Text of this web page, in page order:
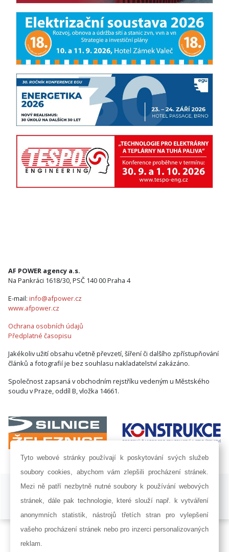
AF POWER agency a.s.
Na Pankráci 1618/30, PSČ 140 00 Praha 4
E-mail: info@afpower.cz
www.afpower.cz
Ochrana osobních údajů
Předplatné časopisu
Jakékoliv užití obsahu včetně převzetí, šíření či dalšího zpřístupňování
článků a fotografií je bez souhlasu nakladatelství zakázáno.
Společnost zapsaná v obchodním rejstříku vedeným u Městského
soudu v Praze, oddíl B, vložka 14661.
ISSN 1802-8535 © 2009 - 2026 AF POWER agency a.s. |
Nastavení
Developed by:
Railsformers s.r.o.
Tyto webové stránky používají k poskytování svých služeb
soubory cookies, abychom vám zlepšili procházení stránek.
Mezi ně patří nezbytně nutné soubory k používání webových
stránek, dále pak technologie, které slouží např. k vytváření
anonymních statistik, nástrojů třetích stran pro vylepšení
vašeho procházení stránek nebo pro inzerci personalizovaných
reklam.